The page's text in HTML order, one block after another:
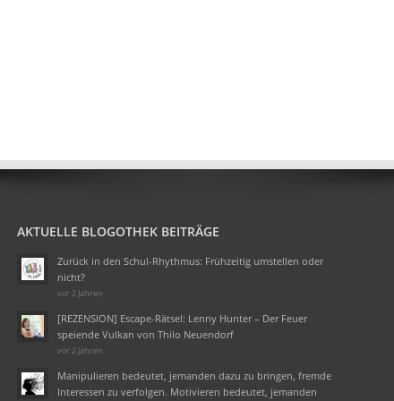
AKTUELLE BLOGOTHEK BEITRÄGE
Zurück in den Schul-Rhythmus: Frühzeitig umstellen oder
nicht?
vor 2 Jahren
[REZENSION] Escape-Rätsel: Lenny Hunter – Der Feuer
speiende Vulkan von Thilo Neuendorf
vor 2 Jahren
Manipulieren bedeutet, jemanden dazu zu bringen, fremde
Interessen zu verfolgen. Motivieren bedeutet, jemanden